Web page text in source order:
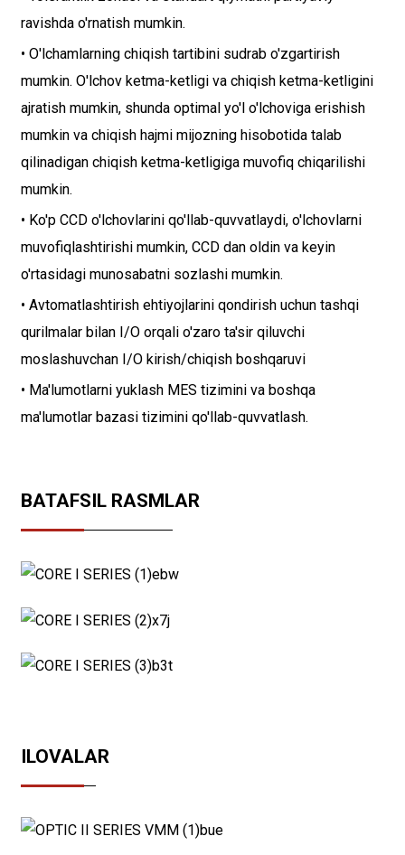
ravishda o'rnatish mumkin.
• O'lchamlarning chiqish tartibini sudrab o'zgartirish
mumkin. O'lchov ketma-ketligi va chiqish ketma-ketligini
ajratish mumkin, shunda optimal yo'l o'lchoviga erishish
mumkin va chiqish hajmi mijozning hisobotida talab
qilinadigan chiqish ketma-ketligiga muvofiq chiqarilishi
mumkin.
• Ko'p CCD o'lchovlarini qo'llab-quvvatlaydi, o'lchovlarni
muvofiqlashtirishi mumkin, CCD dan oldin va keyin
o'rtasidagi munosabatni sozlashi mumkin.
• Avtomatlashtirish ehtiyojlarini qondirish uchun tashqi
qurilmalar bilan I/O orqali o'zaro ta'sir qiluvchi
moslashuvchan I/O kirish/chiqish boshqaruvi
• Ma'lumotlarni yuklash MES tizimini va boshqa
ma'lumotlar bazasi tizimini qo'llab-quvvatlash.
BATAFSIL RASMLAR
ILOVALAR